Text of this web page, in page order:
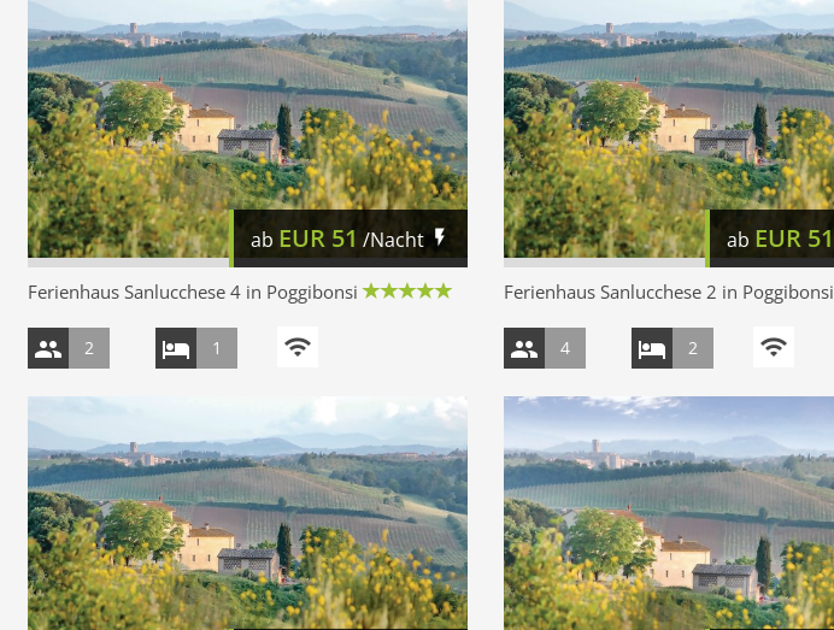
ab EUR 51 /Nacht
Ferienhaus Sanlucchese 4 in Poggibonsi
2 1
ab EUR 51
Ferienhaus Sanlucchese 2 in Poggibonsi
4 2